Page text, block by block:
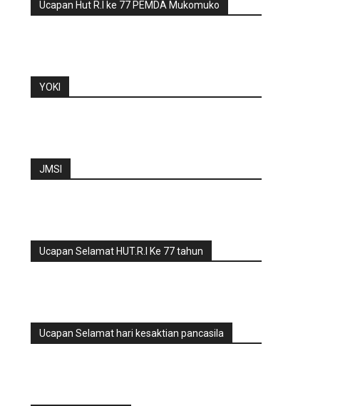
Ucapan Hut R.I ke 77 PEMDA Mukomuko
YOKI
JMSI
Ucapan Selamat HUT.R.I Ke 77 tahun
Ucapan Selamat hari kesaktian pancasila